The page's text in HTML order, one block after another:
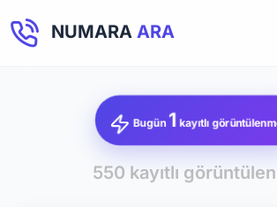
NUMARA ARA
Bugün 1 kayıtlı
550 kayıtlı